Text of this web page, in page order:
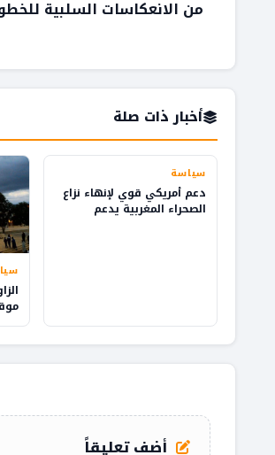
من الانعكاسات السلبية
أخبار ذات صلة
سياسة
دعم أمريكي قوي لإنهاء نزاع
الصحراء المغربية يدعم
أضف تعليقاً